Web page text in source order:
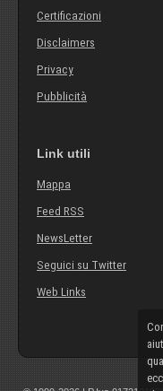
Certificazioni
Disclaimers
Privacy
Pubblicità
Link utili
Mappa
Feed RSS
NewsLetter
Seguici su Twitter
Web Links